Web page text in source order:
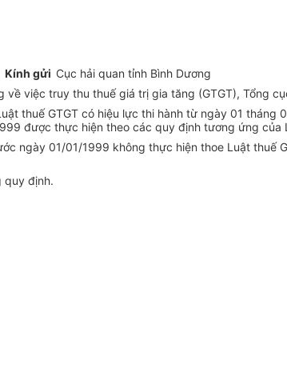
Kính gửi Cục hải quan tỉnh Bình Dương
việc truy thu thuế giá trị gia tăng (GTGT), Tổng
thuế GTGT có hiệu lực thi hành từ ngày 01
được thực hiện theo các quy định tương ứng của
ngày 01/01/1999 không thực hiện thoe Luật thuế
quy định.